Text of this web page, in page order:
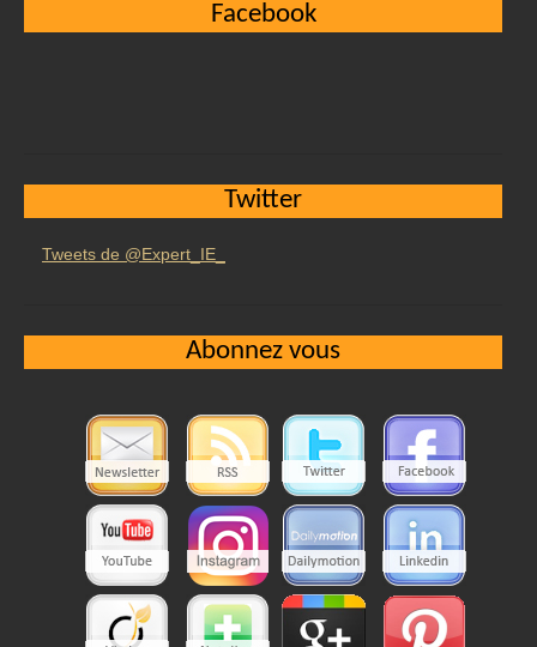
Facebook
Twitter
Tweets de @Expert_IE_
Abonnez vous